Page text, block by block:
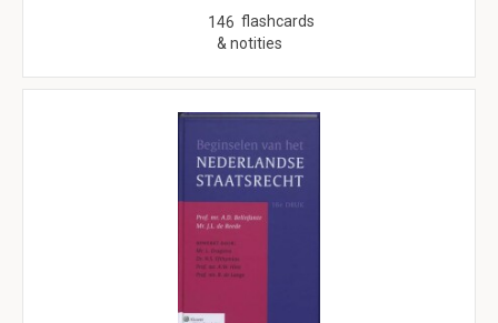
146 flashcards
& notities